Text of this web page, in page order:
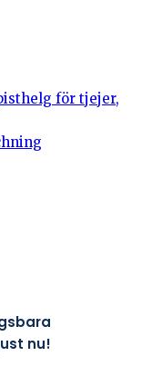
för tjejer,
nu!